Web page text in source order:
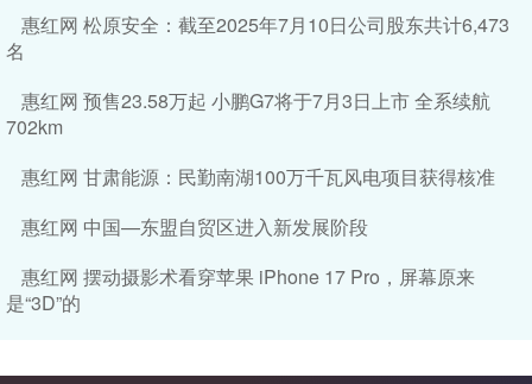
惠红网 松原安全：截至2025年7月10日公司股东共计6,473
名
惠红网 预售23.58万起 小鹏G7将于7月3日上市 全系续航
702km
惠红网 甘肃能源：民勤南湖100万千瓦风电项目获得核准
惠红网 中国—东盟自贸区进入新发展阶段
惠红网 摆动摄影术看穿苹果 iPhone 17 Pro，屏幕原来
是“3D”的